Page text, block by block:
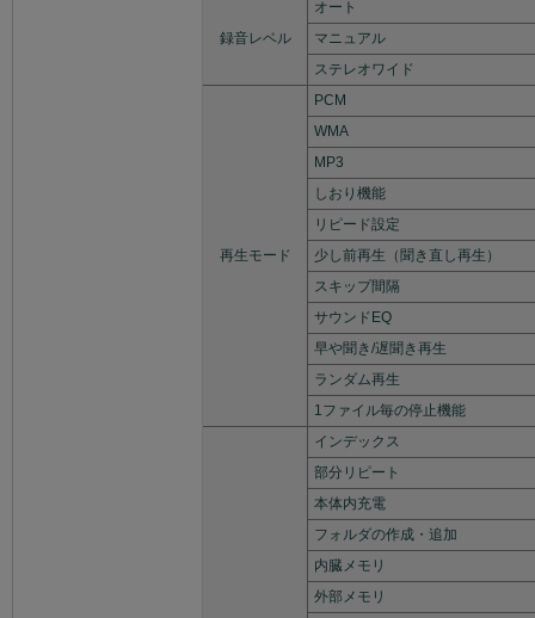
録音レベル
オート
マニュアル
ステレオワイド
再生モード
PCM
WMA
MP3
しおり機能
リピード設定
少し前再生（聞き直し再生）
スキップ間隔
サウンドEQ
早や聞き/遅聞き再生
ランダム再生
1ファイル毎の停止機能
インデックス
部分リピート
本体内充電
フォルダの作成・追加
内臓メモリ
外部メモリ